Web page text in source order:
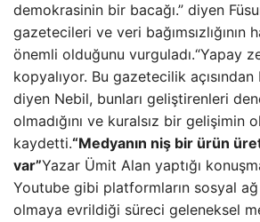
demokrasinin bir bacağı.” diyen
gazetecileri ve veri bağımsızlığının
önemli olduğunu vurguladı.“Yapay
kopyalıyor. Bu gazetecilik
diyen Nebil, bunları geliştirenleri
olmadığını ve kuralsız bir gelişimin
kaydetti.“Medyanın niş bir ürün
var”Yazar Ümit Alan yaptığı
Youtube gibi platformların sosyal ağ
olmaya evrildiği süreci geleneksel